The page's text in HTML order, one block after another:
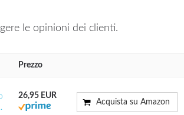
le opinioni dei clienti.
Prezzo
26,95 EUR
Acquista su Amazon